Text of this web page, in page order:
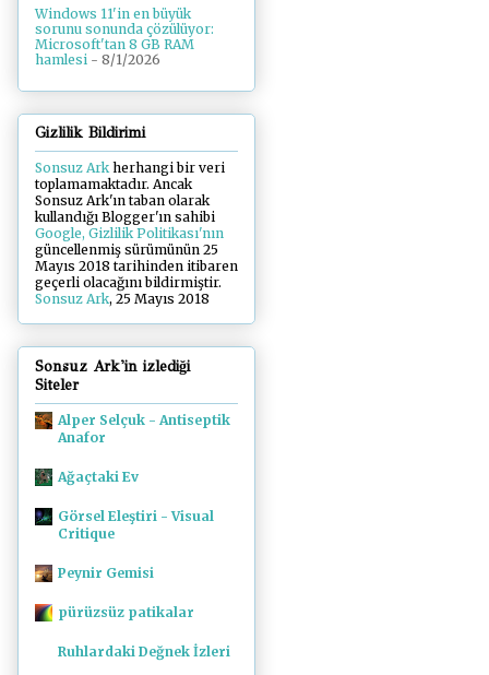
Windows 11'in en büyük
sorunu sonunda çözülüyor:
Microsoft'tan 8 GB RAM
hamlesi - 8/1/2026
Gizlilik Bildirimi
Sonsuz Arkherhangi bir veri
toplamamaktadır. Ancak
Sonsuz Ark'ın taban olarak
kullandığı Blogger'ın sahibi
Google, Gizlilik Politikası'nın
güncellenmiş sürümünün 25
Mayıs 2018 tarihinden itibaren
geçerli olacağını bildirmiştir.
Sonsuz Ark, 25 Mayıs 2018
Sonsuz Ark'in izlediği
Siteler
Alper Selçuk - Antiseptik
Anafor
Ağaçtaki Ev
Görsel Eleştiri - Visual
Critique
Peynir Gemisi
pürüzsüz patikalar
Ruhlardaki Değnek İzleri